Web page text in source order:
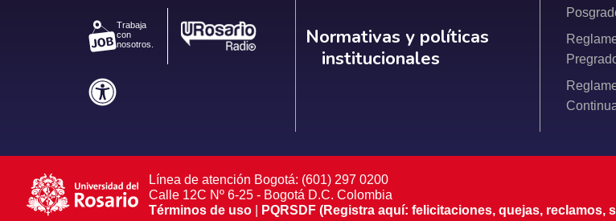
Trabaja
con
nosotros.
Normativas y políticas
Normativas y políticas
institucionales
Línea de atención Bogotá: (601) 297 0200
Calle 12C Nº 6-25 - Bogotá D.C. Colombia
Términos de uso| PQRSDF (Registra aquí: felicitaciones, quejas,